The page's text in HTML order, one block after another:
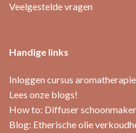
Veelgestelde vragen
Handige links
Inloggen cursus aromatherapie
Lees onze blogs!
How to: Diffuser
Blog: Etherische olie